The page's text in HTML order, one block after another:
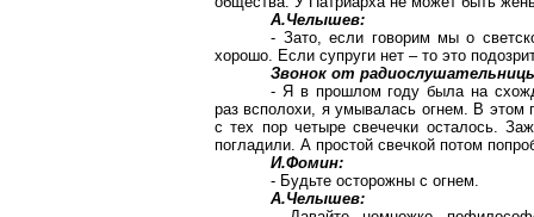
А.Челышев:
- Зато, если говорим мы о
хорошо. Если супруги нет – то это
Звонок от
- Я в прошлом году была на
раз всполохи, я умывалась огнем. В этом
с тех пор четыре свечечки осталось.
погладили. А простой свечкой потом
И.Фомин:
- Будьте осторожны с огнем.
А.Челышев: